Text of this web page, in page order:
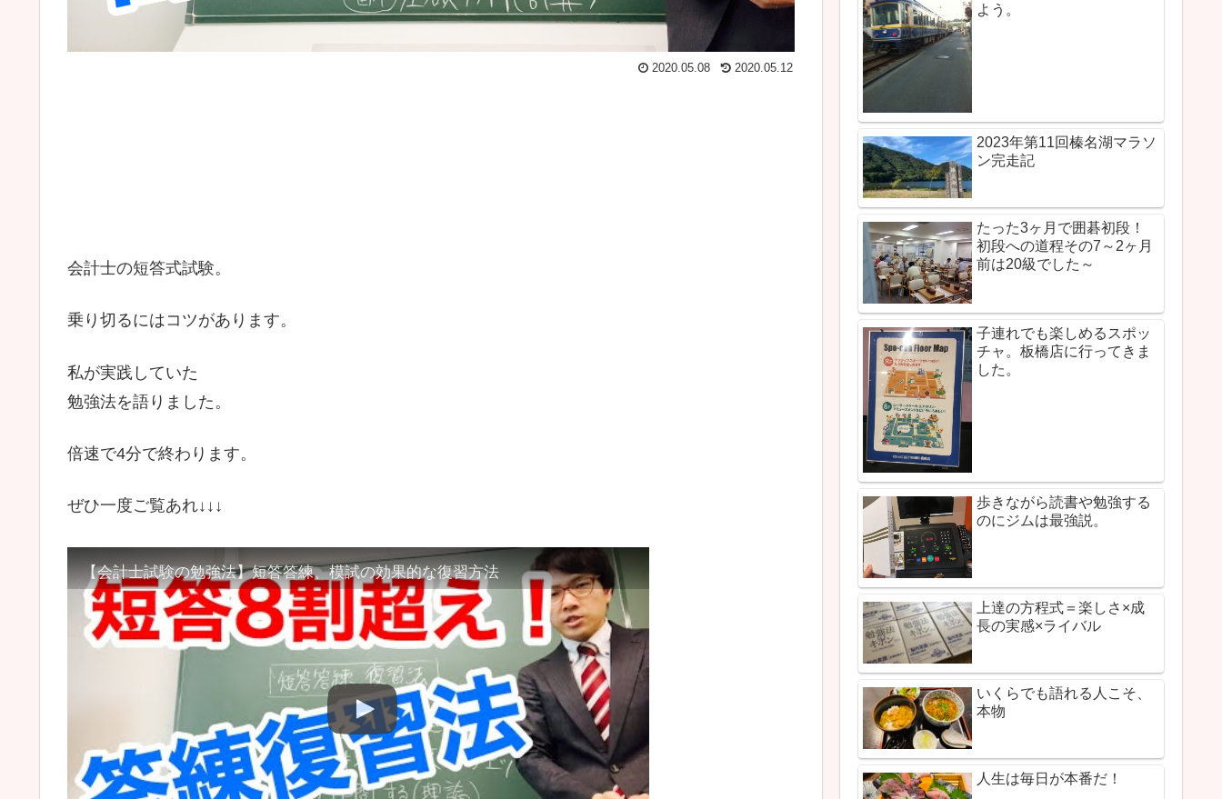
2020.05.12
2020.05.08
会計士の短答式試験。
乗り切るにはコツがあります。
私が実践していた
勉強法を語りました。
倍速で4分で終わります。
ぜひ一度ご覧あれ↓↓↓
【会計士試験の勉強法】短答答練、模試の効果的な復習方法
よう。
2023年第11回榛名湖マラソ
ン完走記
たった3ヶ月で囲碁初段！
初段への道程その7～2ヶ月
前は20級でした～
子連れでも楽しめるスポッ
チャ。板橋店に行ってきま
した。
歩きながら読書や勉強する
のにジムは最強説。
上達の方程式＝楽しさ×成
長の実感×ライバル
いくらでも語れる人こそ、
本物
人生は毎日が本番だ！